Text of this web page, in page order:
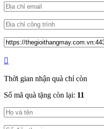
Thời gian nhận quà chỉ còn
Số mã quà tặng còn lại: 11